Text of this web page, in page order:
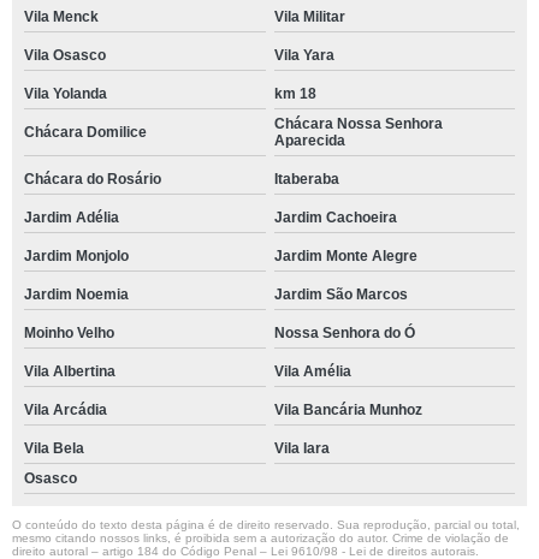
Vila Menck Vila Militar
Vila Osasco Vila Yara
Vila Yolanda km 18
Chácara Domilice
Chácara Nossa Senhora
Aparecida
Chácara do Rosário Itaberaba
Jardim Adélia Jardim Cachoeira
Jardim Monjolo Jardim Monte Alegre
Jardim Noemia Jardim São Marcos
Moinho Velho Nossa Senhora do Ó
Vila Albertina Vila Amélia
Vila Arcádia Vila Bancária Munhoz
Vila Bela
Vila Iara
Osasco
O conteúdo do texto desta página é de direito reservado. Sua reprodução, parcial ou total,
mesmo citando nossos links, é proibida sem a autorização do autor. Crime de violação de
direito autoral – artigo 184 do Código Penal – Lei 9610/98 - Lei de direitos autorais